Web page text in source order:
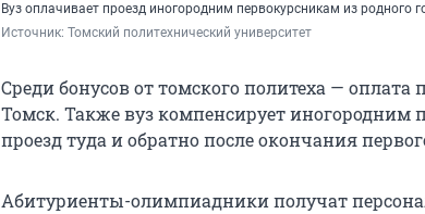
Вуз оплачивает проезд иногородним первокурсникам из родного
Источник: Томский политехнический университет
Среди бонусов от томского политеха — оплата
Томск. Также вуз компенсирует иногородним
проезд туда и обратно после окончания
Абитуриенты-олимпиадники получат